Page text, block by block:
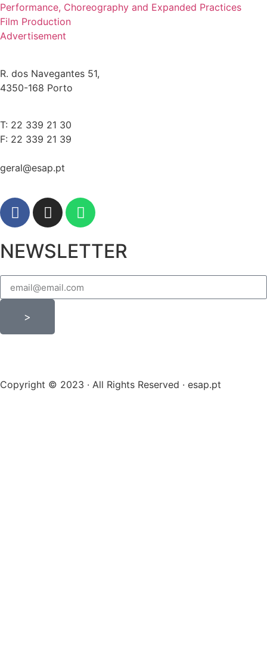
Performance, Choreography and Expanded Practices
Film Production
Advertisement
R. dos Navegantes 51,
4350-168 Porto
T: 22 339 21 30
F: 22 339 21 39
geral@esap.pt
NEWSLETTER
>
Copyright © 2023 · All Rights Reserved · esap.pt